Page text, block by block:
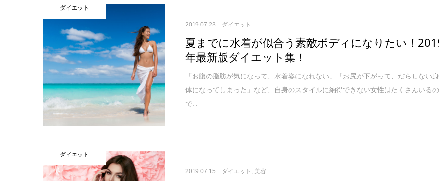
ダイエット
2019.07.23 ダイエット
夏までに水着が似合う素敵ボディになりたい！
年最新版ダイエット集！
「お腹の脂肪が気になって、水着姿になれない」「お尻が下がって、だらしない身
体になってしまった」など、自身のスタイルに納得できない女性はたくさんいるの
で...
ダイエット
2019.07.15 ダイエット , 美容